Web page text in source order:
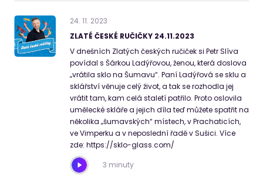
24. 11. 2023
ZLATÉ ČESKÉ RUČIČKY 24.11.2023
V dnešních Zlatých českých ručiček si Petr Slíva
povídal s Šárkou Ladýřovou, ženou, která doslova
„vrátila sklo na Šumavu“. Paní Ladýřová se sklu a
sklářství věnuje celý život, a tak se rozhodla jej
vrátit tam, kam celá staletí patřilo. Proto oslovila
umělecké skláře a jejich díla teď můžete spatřit na
několika „šumavských“ místech, v Prachaticích,
ve Vimperku a v neposlední řadě v Sušici. Více
zde: https://sklo-glass.com/
3 minuty